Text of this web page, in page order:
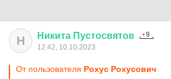
Н Никита Пустосвятов
12:42, 10.10.2023
От пользователя Рохус Рохусович